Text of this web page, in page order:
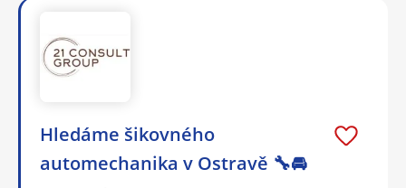
Hledáme šikovného
automechanika v Ostravě 🔧🚘